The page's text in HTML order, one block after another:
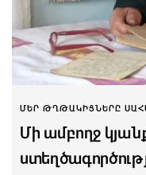
ՄԵՐ ԹՂԹԱԿԻՑՆԵՐԸ
Մի ամբողջ